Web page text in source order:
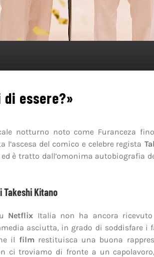
essere?»
notturno noto come Furanceza
l’ascesa del comico e celebre regista
è tratto dall’omonima autobiografia
Kitano
Netflix Italia non ha ancora
asciutta, in grado di soddisfare i
il film restituisca una buona
ci troviamo di fronte a un